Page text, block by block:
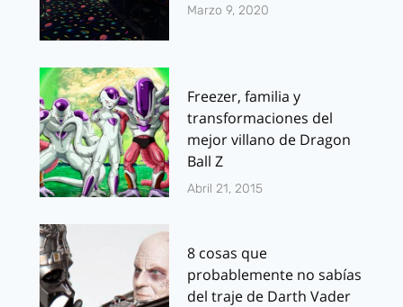
Marzo 9, 2020
Freezer, familia y
transformaciones del
mejor villano de Dragon
Ball Z
Abril 21, 2015
8 cosas que
probablemente no sabías
del traje de Darth Vader